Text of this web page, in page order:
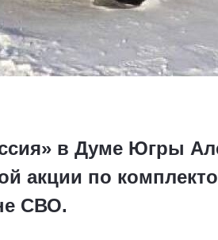
в Думе Югры
акции по
СВО.